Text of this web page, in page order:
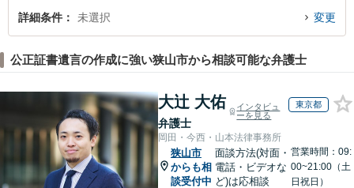
い』などでお困りの相談者さんにおすすめです。
詳細条件 未選択 変更
公正証書遺言の作成に強い狭山市から相談可能な弁護士
大辻 大佑
弁護士
インタビュ
ーを見る
東京都
岡田・今西・山本法律事務所
狭山市
からも相
談受付中
面談方法(対面・
電話・ビデオな
ど)は応相談
営業時間：09:
00~21:00（土
日祝日）